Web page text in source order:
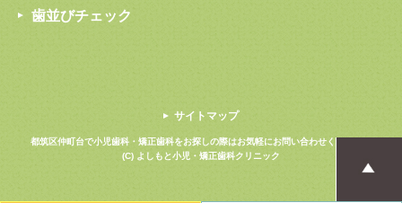
歯並びチェック
サイトマップ
都筑区仲町台で小児歯科・矯正歯科をお探しの際はお気軽にお問い合わせください。
(C) よしもと小児・矯正歯科クリニック